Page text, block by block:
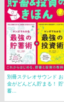
別冊ステレオサウンド お
金がどんどん貯まる！ 貯
蓄...